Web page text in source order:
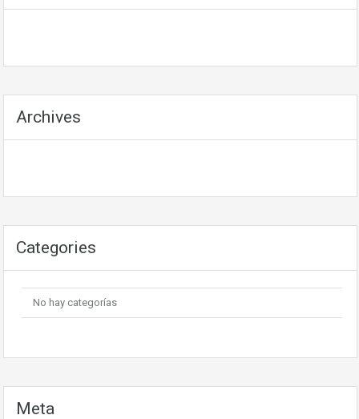
Archives
Categories
No hay categorías
Meta